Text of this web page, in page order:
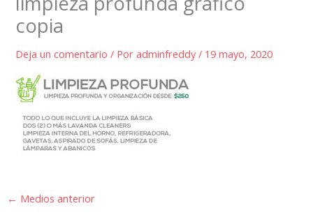
copia
Deja un comentario / Poradminfreddy/ 19 mayo, 2020
← Medios anterior